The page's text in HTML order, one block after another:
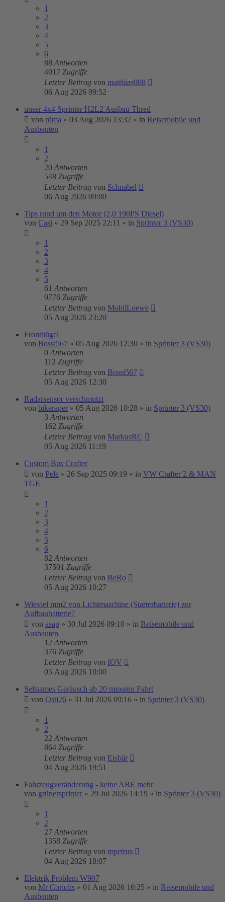
1
2
3
4
5
6
88 Antworten
4017 Zugriffe
Letzter Beitrag von matthias008
06 Aug 2026 09:52
unser 4x4 Sprinter H2L2 Ausbau Thred
von röma » 03 Aug 2026 13:32 » in Reisemobile und
Ausbauten
1
2
20 Antworten
548 Zugriffe
Letzter Beitrag von Schnabel
06 Aug 2026 09:00
Tips rund um den Motor (2,0 190PS Diesel)
von Casi » 29 Sep 2025 22:11 » in Sprinter 3 (VS30)
1
2
3
4
5
61 Antworten
9776 Zugriffe
Letzter Beitrag von MobilLoewe
05 Aug 2026 23:20
Frontbügel
von Bossi567 » 05 Aug 2026 12:30 » in Sprinter 3 (VS30)
0 Antworten
112 Zugriffe
Letzter Beitrag von Bossi567
05 Aug 2026 12:30
Radarsensor verschmutzt
von bikeraper » 05 Aug 2026 10:28 » in Sprinter 3 (VS30)
3 Antworten
162 Zugriffe
Letzter Beitrag von MarkusRC
05 Aug 2026 11:19
Custom Bus Crafter
von Pele » 26 Sep 2025 09:19 » in VW Crafter 2 & MAN
TGE
1
2
3
4
5
6
82 Antworten
37501 Zugriffe
Letzter Beitrag von BeRo
05 Aug 2026 10:27
Wieviel mm2 von Lichtmaschine (Starterbatterie) zur
Aufbaubatterie?
von asap » 30 Jul 2026 09:10 » in Reisemobile und
Ausbauten
12 Antworten
376 Zugriffe
Letzter Beitrag von fOV
05 Aug 2026 10:00
Seltsames Geräusch ab 20 minuten Fahrt
von Osti26 » 31 Jul 2026 09:16 » in Sprinter 3 (VS30)
1
2
22 Antworten
864 Zugriffe
Letzter Beitrag von Eisbär
04 Aug 2026 19:51
Fahrzeugveränderung - keine ABE mehr
von grünersprinter » 29 Jul 2026 14:19 » in Sprinter 3 (VS30)
1
2
27 Antworten
1358 Zugriffe
Letzter Beitrag von mpetrus
04 Aug 2026 18:07
Elektrik Problem W907
von Mr Coriolis » 01 Aug 2026 16:25 » in Reisemobile und
Ausbauten